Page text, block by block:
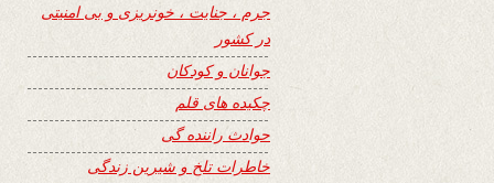
جرم ، جنایت ، خونریزی و بی امنیتی
در کشور
جوانان و کودکان
چکیده های قلم
حوادث راننده گی
خاطرات تلخ و شیرین زندگی